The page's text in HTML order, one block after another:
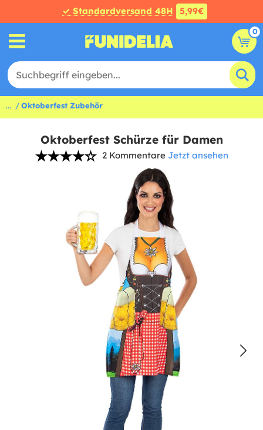
✓ Standardversand 48H 5,99€
0
... Oktoberfest Zubehör
Oktoberfest Schürze für Damen
2 Kommentare Jetzt ansehen